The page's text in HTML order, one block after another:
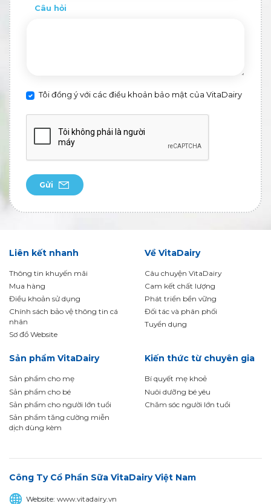
Câu hỏi
Tôi đồng ý với các điều khoản bảo mật của VitaDairy
Gửi
Liên kết nhanh
Thông tin khuyến mãi
Mua hàng
Điều khoản sử dụng
Chính sách bảo vệ thông tin cá
nhân
Sơ đồ Website
Về VitaDairy
Câu chuyện VitaDairy
Cam kết chất lượng
Phát triển bền vững
Đối tác và phân phối
Tuyển dụng
Sản phẩm VitaDairy
Sản phẩm cho mẹ
Sản phẩm cho bé
Sản phẩm cho người lớn tuổi
Sản phẩm tăng cường miễn
dịch dùng kèm
Kiến thức từ chuyên gia
Bí quyết mẹ khoẻ
Nuôi dưỡng bé yêu
Chăm sóc người lớn tuổi
Công Ty Cổ Phần Sữa VitaDairy Việt Nam
Website:www.vitadairy.vn